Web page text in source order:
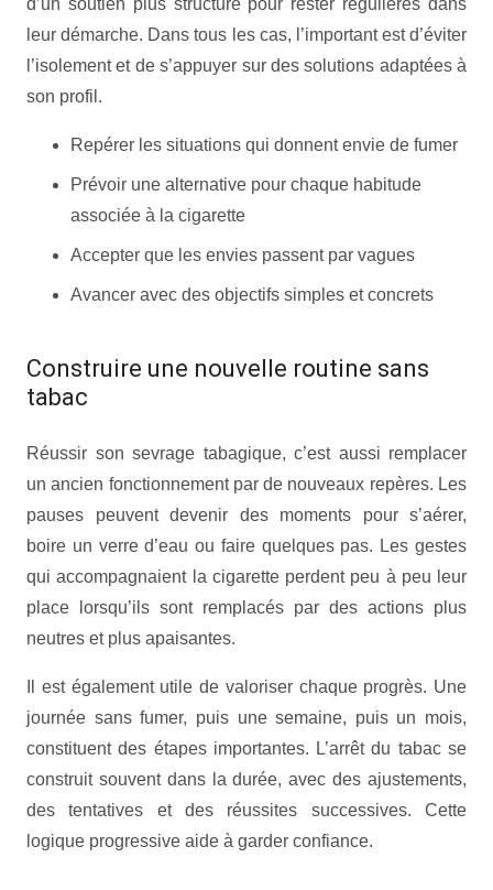
leur démarche. Dans tous les cas, l’important est d’éviter
l’isolement et de s’appuyer sur des solutions adaptées à
son profil.
Repérer les situations qui donnent envie de fumer
Prévoir une alternative pour chaque habitude
associée à la cigarette
Accepter que les envies passent par vagues
Avancer avec des objectifs simples et concrets
Construire une nouvelle routine sans
tabac
Réussir son sevrage tabagique, c’est aussi remplacer
un ancien fonctionnement par de nouveaux repères. Les
pauses peuvent devenir des moments pour s’aérer,
boire un verre d’eau ou faire quelques pas. Les gestes
qui accompagnaient la cigarette perdent peu à peu leur
place lorsqu’ils sont remplacés par des actions plus
neutres et plus apaisantes.
Il est également utile de valoriser chaque progrès. Une
journée sans fumer, puis une semaine, puis un mois,
constituent des étapes importantes. L’arrêt du tabac se
construit souvent dans la durée, avec des ajustements,
des tentatives et des réussites successives. Cette
logique progressive aide à garder confiance.